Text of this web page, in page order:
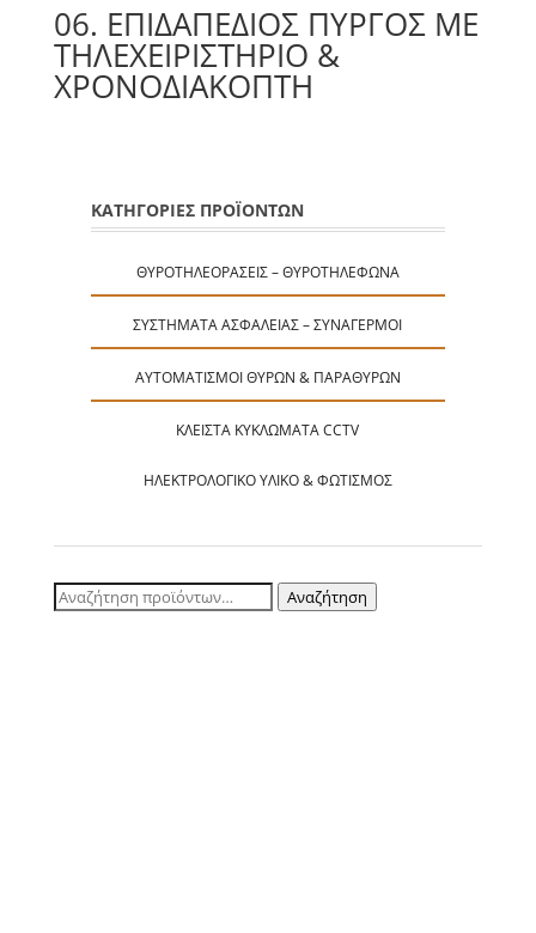
06. ΕΠΙΔΑΠΕΔΙΟΣ ΠΥΡΓΟΣ ΜΕ
ΤΗΛΕΧΕΙΡΙΣΤΗΡΙΟ &
ΧΡΟΝΟΔΙΑΚΟΠΤΗ
ΚΑΤΗΓΟΡΙΕΣ ΠΡΟΪΟΝΤΩΝ
ΘΥΡΟΤΗΛΕΟΡΆΣΕΙΣ – ΘΥΡΟΤΗΛΈΦΩΝΑ
ΣΥΣΤΉΜΑΤΑ ΑΣΦΑΛΕΊΑΣ – ΣΥΝΑΓΕΡΜΟΊ
ΑΥΤΟΜΑΤΙΣΜΟΊ ΘΥΡΏΝ & ΠΑΡΑΘΎΡΩΝ
ΚΛΕΙΣΤΆ ΚΥΚΛΏΜΑΤΑ CCTV
ΗΛΕΚΤΡΟΛΟΓΙΚΌ ΥΛΙΚΌ & ΦΩΤΙΣΜΌΣ
Αναζήτηση
Αναζήτηση